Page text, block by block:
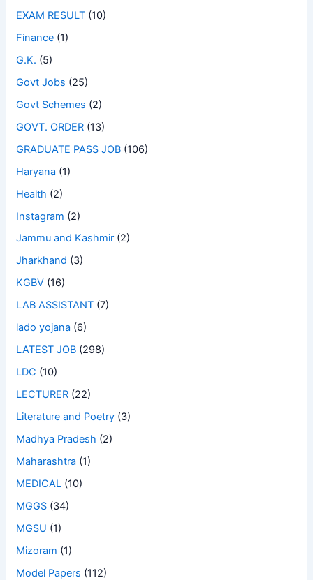
EXAM RESULT (10)
Finance (1)
G.K. (5)
Govt Jobs (25)
Govt Schemes (2)
GOVT. ORDER (13)
GRADUATE PASS JOB (106)
Haryana (1)
Health (2)
Instagram (2)
Jammu and Kashmir (2)
Jharkhand (3)
KGBV (16)
LAB ASSISTANT (7)
lado yojana (6)
LATEST JOB (298)
LDC (10)
LECTURER (22)
Literature and Poetry (3)
Madhya Pradesh (2)
Maharashtra (1)
MEDICAL (10)
MGGS (34)
MGSU (1)
Mizoram (1)
Model Papers (112)